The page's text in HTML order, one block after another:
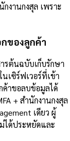
งานกงสุล เพราะ
ของลูกค้า
รต้นฉบับเก็บรักษา
เซิร์ฟเวอร์ที่เข้า
ค้าขอลบข้อมูลได้
+ สำนักงานกงสุล
เดียว ผู้
ได้ประหยัดและ